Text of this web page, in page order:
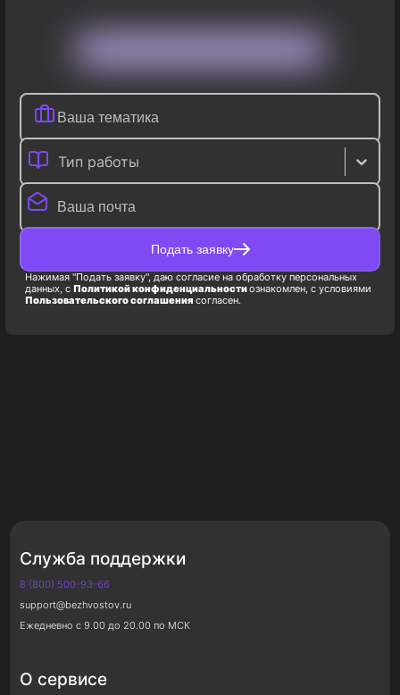
Тип работы
Подать заявку
Нажимая "Подать заявку", даю согласие на обработку персональных
данных, с Политикой конфиденциальностиознакомлен, с условиями
Пользовательского соглашения согласен.
Служба поддержки
8 (800) 500-93-66
support@bezhvostov.ru
Ежедневно с 9.00 до 20.00 по МСК
О сервисе